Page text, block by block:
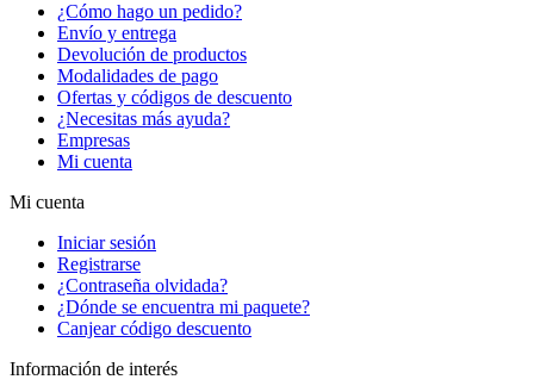
¿Cómo hago un pedido?
Envío y entrega
Devolución de productos
Modalidades de pago
Ofertas y códigos de descuento
¿Necesitas más ayuda?
Empresas
Mi cuenta
Mi cuenta
Iniciar sesión
Registrarse
¿Contraseña olvidada?
¿Dónde se encuentra mi paquete?
Canjear código descuento
Información de interés